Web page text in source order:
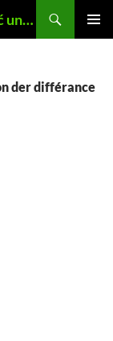
Philosophische Praxis Gerhard Kaučić und Anna Lydia Huber
der différance